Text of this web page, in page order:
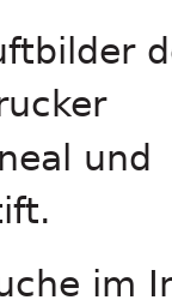
und
im